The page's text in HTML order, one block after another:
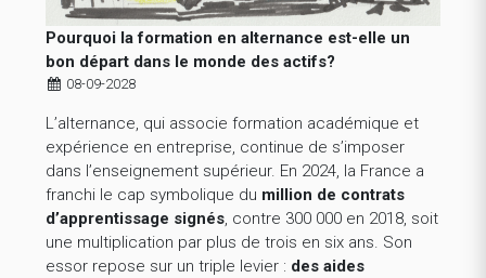
Pourquoi la formation en alternance est-elle un
bon départ dans le monde des actifs?
08-09-2028
L’alternance, qui associe formation académique et
expérience en entreprise, continue de s’imposer
dans l’enseignement supérieur. En 2024, la France a
franchi le cap symbolique du million de contrats
d’apprentissage signés , contre 300 000 en 2018, soit
une multiplication par plus de trois en six ans. Son
essor repose sur un triple levier : des aides